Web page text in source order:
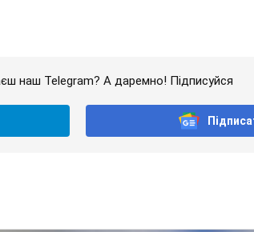
наш Telegram? А даремно! Підписуйся